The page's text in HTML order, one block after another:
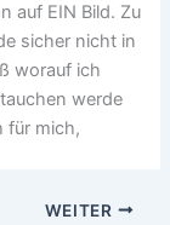
auf EIN Bild. Zu
sicher nicht in
worauf ich
werde
für mich,
WEITER